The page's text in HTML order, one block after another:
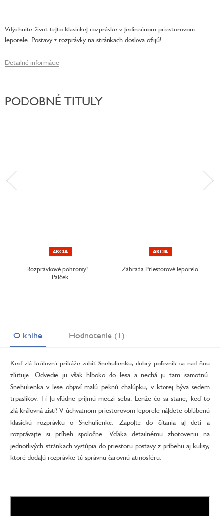
Vdýchnite život tejto klasickej rozprávke v jedinečnom priestorovom
leporele. Postavy z rozprávky na stránkach doslova ožijú!
Detailné informácie
PODOBNÉ TITULY
AKCIA
Rozprávkové pohromy! –
Palček
AKCIA
Záhrada Priestorové leporelo
O knihe Hodnotenie (1)
Keď zlá kráľovná prikáže zabiť Snehulienku, dobrý poľovník sa nad ňou
zľutuje. Odvedie ju však hlboko do lesa a nechá ju tam samotnú.
Snehulienka v lese objaví malú peknú chalúpku, v ktorej býva sedem
trpaslíkov. Tí ju vľúdne prijmú medzi seba. Lenže čo sa stane, keď to
zlá kráľovná zistí? V úchvatnom priestorovom leporele nájdete obľúbenú
klasickú rozprávku o Snehulienke. Zapojte do čítania aj deti a
rozprávajte si príbeh spoločne. Vďaka detailnému zhotoveniu na
jednotlivých stránkach vystúpia do priestoru postavy z príbehu aj kulisy,
ktoré dodajú rozprávke tú správnu čarovnú atmosféru.